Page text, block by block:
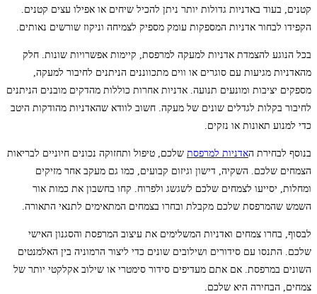
קטנים, בעוד באדניות גדולות יותר ניתן להכיל שיחים או אפילו עצים קטנים.
הקפידו לבחור אדניות המספקות עומק מספיק לצמיחה וניקוז שורשים נאותים.
בכל הנוגע להצמדת אדניות למעקה למרפסת, קיימות אפשרויות שונות. חלק
מהאדניות מגיעות עם סוגרים או ווים מתכווננים הניתנים לחיבור למעקה,
מספקים יציבות ומונעים תנועה. אדניות אחרות כוללות מהדקים מובנים הניתנים
לחיבור בקלות לגדלים שונים של מעקה. חשוב לוודא שהאדניות מהודקות היטב
כדי למנוע תאונות או נזקים.
בנוסף לבחירת האדניות למרפסת שלכם, טיפול ותחזוקה נכונים חיוניים לבריאות
הצמחים שלכם. השקיה, דישון וגיזום קבועים, כמו גם מעקב אחר מזיקים
ומחלות, יסייעו לצמחים שלכם לשגשג ולפרוח. קחו בחשבון את כמות אור
השמש שהמרפסת שלכם מקבלת ובחרו בצמחים המתאימים לתנאי התאורה.
לבסוף, בחרו צמחים ואדניות המשלימים את עיצוב המרפסת והסגנון האישי
שלכם. התנסו עם סידורים ושילובים שונים כדי ליצור הרמוניה בין האלמנטים
השונים במרפסת. אם אתם מעדיפים סידור סימטרי או שילוב אקלקטי יותר של
צמחים, הבחירה היא שלכם.